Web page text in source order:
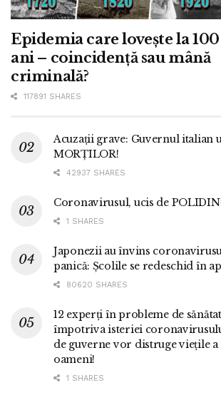
Epidemia care lovește la
ani – coincidență sau mână
criminală?
117891 SHARES
Acuzații grave: Guvernul italian
MORȚILOR!
42937 SHARES
Coronavirusul, ucis de
1 SHARES
Japonezii au învins
panică: Școlile se redeschid în
80620 SHARES
12 experți în probleme de
împotriva isteriei
de guverne vor distruge viețile
oameni!
1 SHARES